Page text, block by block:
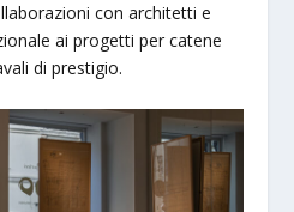
con architetti e
ai progetti per catene
di prestigio.